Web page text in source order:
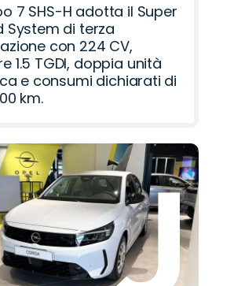
7 SHS-H adotta il Super
System di terza
con 224 CV,
1.5 TGDI, doppia unità
e consumi dichiarati di
km.